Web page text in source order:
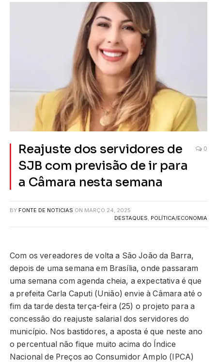
Reajuste dos servidores de
SJB com previsão de ir para
a Câmara nesta semana
0
BY FONTE DE NOTICIAS ON MARÇO 24, 2025
DESTAQUES, POLÍTICA/ECONOMIA
Com os vereadores de volta a São João da Barra,
depois de uma semana em Brasília, onde passaram
uma semana com agenda cheia, a expectativa é que
a prefeita Carla Caputi (União) envie à Câmara até o
fim da tarde desta terça-feira (25) o projeto para a
concessão do reajuste salarial dos servidores do
município. Nos bastidores, a aposta é que neste ano
o percentual não fique muito acima do Índice
Nacional de Preços ao Consumidor Amplo (IPCA)